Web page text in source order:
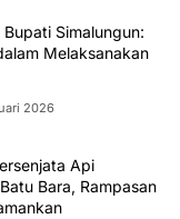
Simalungun:
Melaksanakan
2026
Api
Bara, Rampasan